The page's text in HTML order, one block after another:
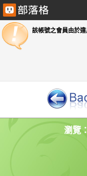
瀏覽：